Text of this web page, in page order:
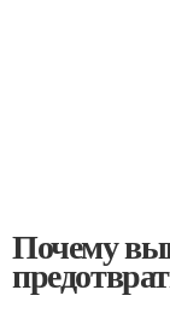
Почему